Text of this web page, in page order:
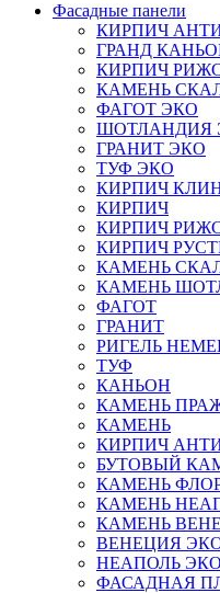
Фасадные панели
КИРПИЧ
ГРАНД
КИРПИЧ
КАМЕНЬ
ФАГОТ ЭКО
ШОТЛАНДИЯ
ГРАНИТ ЭКО
ТУФ ЭКО
КИРПИЧ
КИРПИЧ
КИРПИЧ
КИРПИЧ
КАМЕНЬ
КАМЕНЬ
ФАГОТ
ГРАНИТ
РИГЕЛЬ
ТУФ
КАНЬОН
КАМЕНЬ
КАМЕНЬ
КИРПИЧ
БУТОВЫЙ
КАМЕНЬ
КАМЕНЬ
КАМЕНЬ
ВЕНЕЦИЯ
НЕАПОЛЬ ЭКО
ФАСАДНАЯ